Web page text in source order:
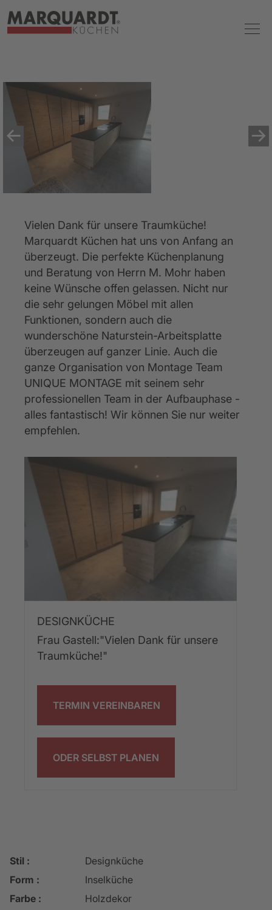
Vielen Dank für unsere Traumküche!
Marquardt Küchen hat uns von Anfang an
überzeugt. Die perfekte Küchenplanung
und Beratung von Herrn M. Mohr haben
keine Wünsche offen gelassen. Nicht nur
die sehr gelungen Möbel mit allen
Funktionen, sondern auch die
wunderschöne Naturstein-Arbeitsplatte
überzeugen auf ganzer Linie. Auch die
ganze Organisation von Montage Team
UNIQUE MONTAGE mit seinem sehr
professionellen Team in der Aufbauphase -
alles fantastisch! Wir können Sie nur weiter
empfehlen.
DESIGNKÜCHE
Frau Gastell:"Vielen Dank für unsere
Traumküche!"
TERMIN VEREINBAREN
ODER SELBST PLANEN
Stil :
Designküche
Form :
Inselküche
Farbe :
Holzdekor